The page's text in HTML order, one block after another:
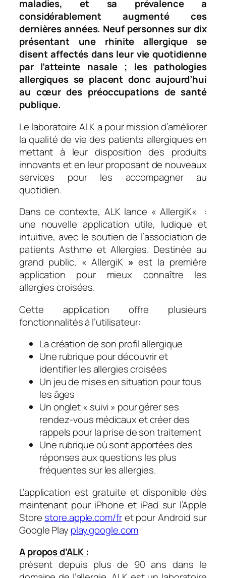
maladies, et sa prévalence a
considérablement augmenté ces
dernières années. Neuf personnes sur dix
présentant une rhinite allergique se
disent affectés dans leur vie quotidienne
par l’atteinte nasale ; les pathologies
allergiques se placent donc aujourd’hui
au cœur des préoccupations de santé
publique.
Le laboratoire ALK a pour mission d’améliorer
la qualité de vie des patients allergiques en
mettant à leur disposition des produits
innovants et en leur proposant de nouveaux
services pour les accompagner au
quotidien.
Dans ce contexte, ALK lance «AllergiK«
:
une nouvelle application utile, ludique et
intuitive, avec le soutien de l’association de
patients Asthme et Allergies. Destinée au
grand public, «AllergiK»est la première
application pour mieux connaître les
allergies croisées.
Cette application offre plusieurs
fonctionnalités à l’utilisateur:
La création de son profil allergique
Une rubrique pour découvrir et
identifier les allergies croisées
Un jeu de mises en situation pour tous
les âges
Un onglet « suivi » pour gérer ses
rendez-vous médicaux et créer des
rappels pour la prise de son traitement
Une rubrique où sont apportées des
réponses aux questions les plus
fréquentes sur les allergies.
L’application est gratuite et disponible dès
maintenant pour iPhone et iPad sur l’Apple
Store store.apple.com/fret pour Android sur
Google Play play.google.com
A propos d’ALK :
présent depuis plus de 90 ans dans le